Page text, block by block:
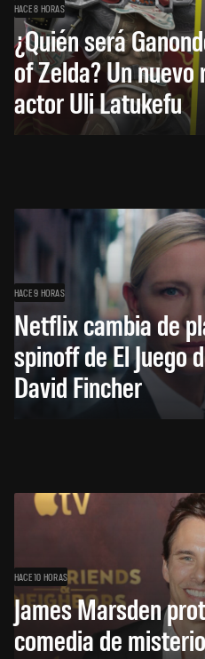
HACE 8 HORAS
¿Quién será
of Zelda? Un
actor Uli Latukefu
HACE 9 HORAS
Netflix cambia de
spinoff de El Juego
David Fincher
HACE 10 HORAS
James Marsden
comedia de